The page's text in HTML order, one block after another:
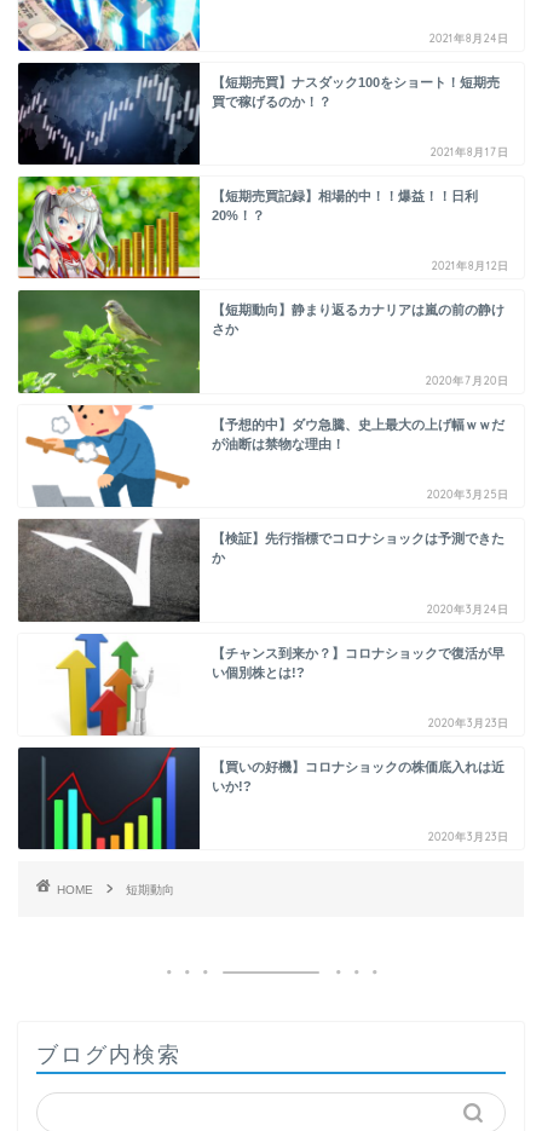
2021年8月24日
【短期売買】ナスダック100をショート！短期売
買で稼げるのか！？
2021年8月17日
【短期売買記録】相場的中！！爆益！！日利
20%！？
2021年8月12日
【短期動向】静まり返るカナリアは嵐の前の静け
さか
2020年7月20日
【予想的中】ダウ急騰、史上最大の上げ幅ｗｗだ
が油断は禁物な理由！
2020年3月25日
【検証】先行指標でコロナショックは予測できた
か
2020年3月24日
【チャンス到来か？】コロナショックで復活が早
い個別株とは!?
2020年3月23日
【買いの好機】コロナショックの株価底入れは近
いか!?
2020年3月23日
HOME 短期動向
ブログ内検索